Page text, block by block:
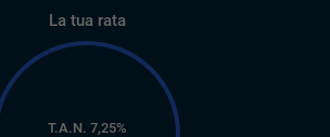
La tua rata
T.A.N. 7,25%